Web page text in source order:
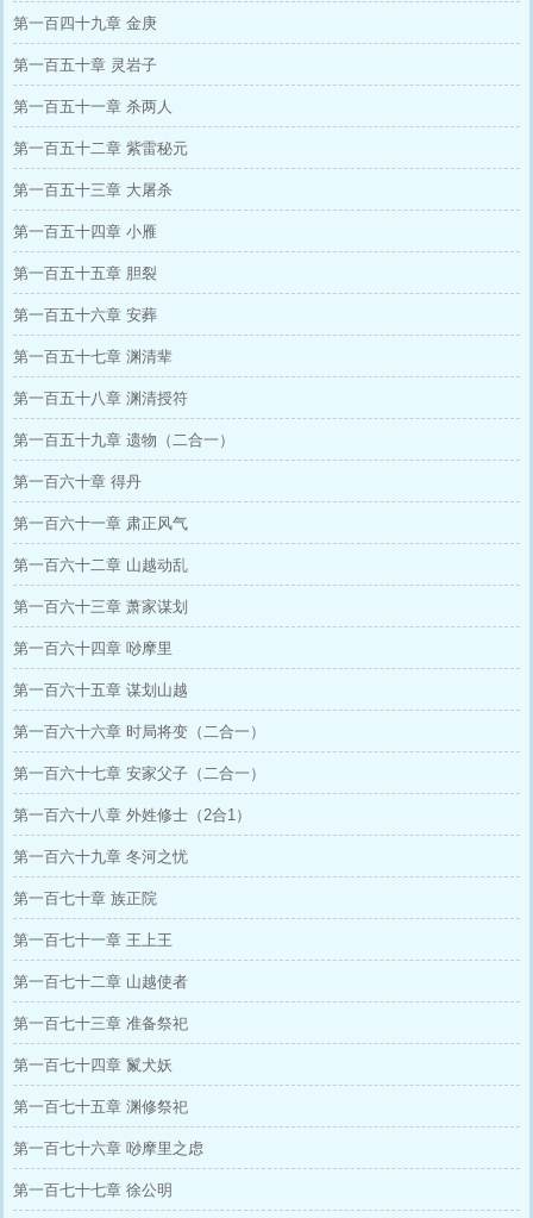
第一百四十九章 金庚
第一百五十章 灵岩子
第一百五十一章 杀两人
第一百五十二章 紫雷秘元
第一百五十三章 大屠杀
第一百五十四章 小雁
第一百五十五章 胆裂
第一百五十六章 安葬
第一百五十七章 渊清辈
第一百五十八章 渊清授符
第一百五十九章 遗物（二合一）
第一百六十章 得丹
第一百六十一章 肃正风气
第一百六十二章 山越动乱
第一百六十三章 萧家谋划
第一百六十四章 唦摩里
第一百六十五章 谋划山越
第一百六十六章 时局将变（二合一）
第一百六十七章 安家父子（二合一）
第一百六十八章 外姓修士（2合1）
第一百六十九章 冬河之忧
第一百七十章 族正院
第一百七十一章 王上王
第一百七十二章 山越使者
第一百七十三章 准备祭祀
第一百七十四章 鬣犬妖
第一百七十五章 渊修祭祀
第一百七十六章 唦摩里之虑
第一百七十七章 徐公明